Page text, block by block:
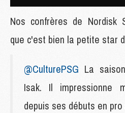
Nos confrères de Nordisk
que c'est bien la petite star
@CulturePSG La
Isak. Il impressionne
depuis ses débuts en pro